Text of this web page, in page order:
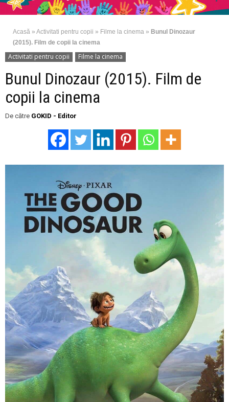
Acasă » Activitati pentru copii » Filme la cinema » Bunul Dinozaur
(2015). Film de copii la cinema
Activitati pentru copii Filme la cinema
Bunul Dinozaur (2015). Film de
copii la cinema
De către GOKID - Editor